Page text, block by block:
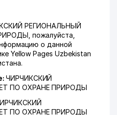
РЕГИОНАЛЬНЫЙ
пожалуйста,
о данной
Yellow Pages Uzbekistan
ЧИРЧИКСКИЙ
ПО ОХРАНЕ ПРИРОДЫ
ПО ОХРАНЕ ПРИРОДЫ